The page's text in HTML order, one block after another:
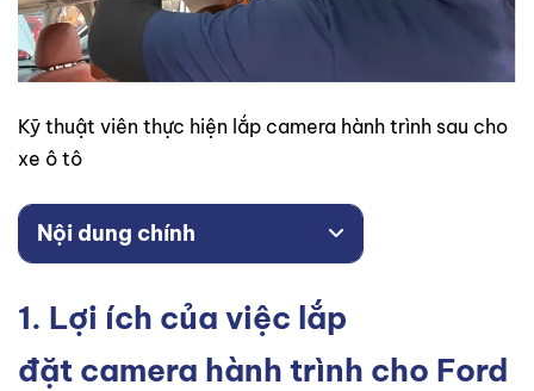
Kỹ thuật viên thực hiện lắp camera hành trình sau cho
xe ô tô
Nội dung chính
1. Lợi ích của việc lắp
đặt camera hành trình cho Ford